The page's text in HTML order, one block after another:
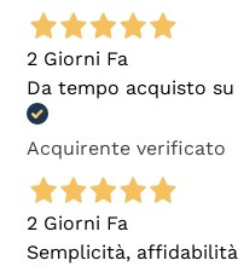
2 Giorni Fa
Da tempo acquisto
Acquirente verificato
2 Giorni Fa
Semplicità,